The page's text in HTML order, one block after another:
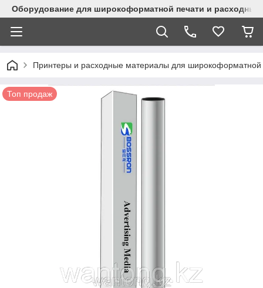
Оборудование для широкоформатной печати и
Принтеры и расходные материалы для широкоформатной
Топ продаж